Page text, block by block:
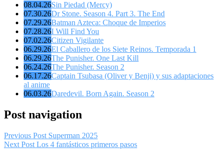
08.04.26Sin Piedad (Mercy)
07.30.26Dr Stone. Season 4. Part 3. The End
07.29.26Batman Azteca: Choque de Imperios
07.28.26I Will Find You
07.02.26Citizen Vigilante
06.29.26El Caballero de los Siete Reinos. Temporada 1
06.29.26The Punisher. One Last Kill
06.24.26The Punisher. Season 2
06.17.26Captain Tsubasa (Oliver y Benji) y sus adaptaciones
al anime
06.03.26Daredevil. Born Again. Season 2
Post navigation
Previous Post Superman 2025
Next Post Los 4 fantásticos primeros pasos